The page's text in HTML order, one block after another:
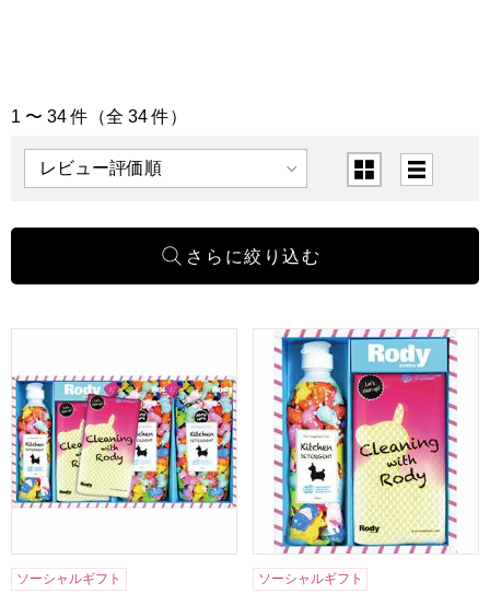
「キッチン用品」の商品一覧
1 〜 34 件（全 34 件）
表示順 表示切替
ロディ キッチン洗剤詰合せギフト[R-15YZ2]【年間ギフト】
ソーシャルギフト
ロディ キッチン洗剤詰合せ
ソーシャルギフト